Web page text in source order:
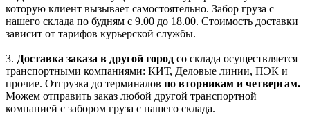
которую клиент вызывает самостоятельно. Забор груза с
нашего склада по будням с 9.00 до 18.00. Стоимость доставки
зависит от тарифов курьерской службы.
3. Доставка заказа в другой город со склада осуществляется
транспортными компаниями: КИТ, Деловые линии, ПЭК и
прочие. Отгрузка до терминалов по вторникам и четвергам.
Можем отправить заказ любой другой транспортной
компанией с забором груза с нашего склада.